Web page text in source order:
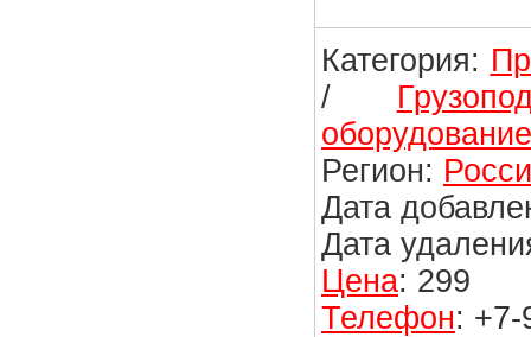
Категория:
/
оборудование
Регион:
Дата
Дата
Цена: 299
Телефон: +7-